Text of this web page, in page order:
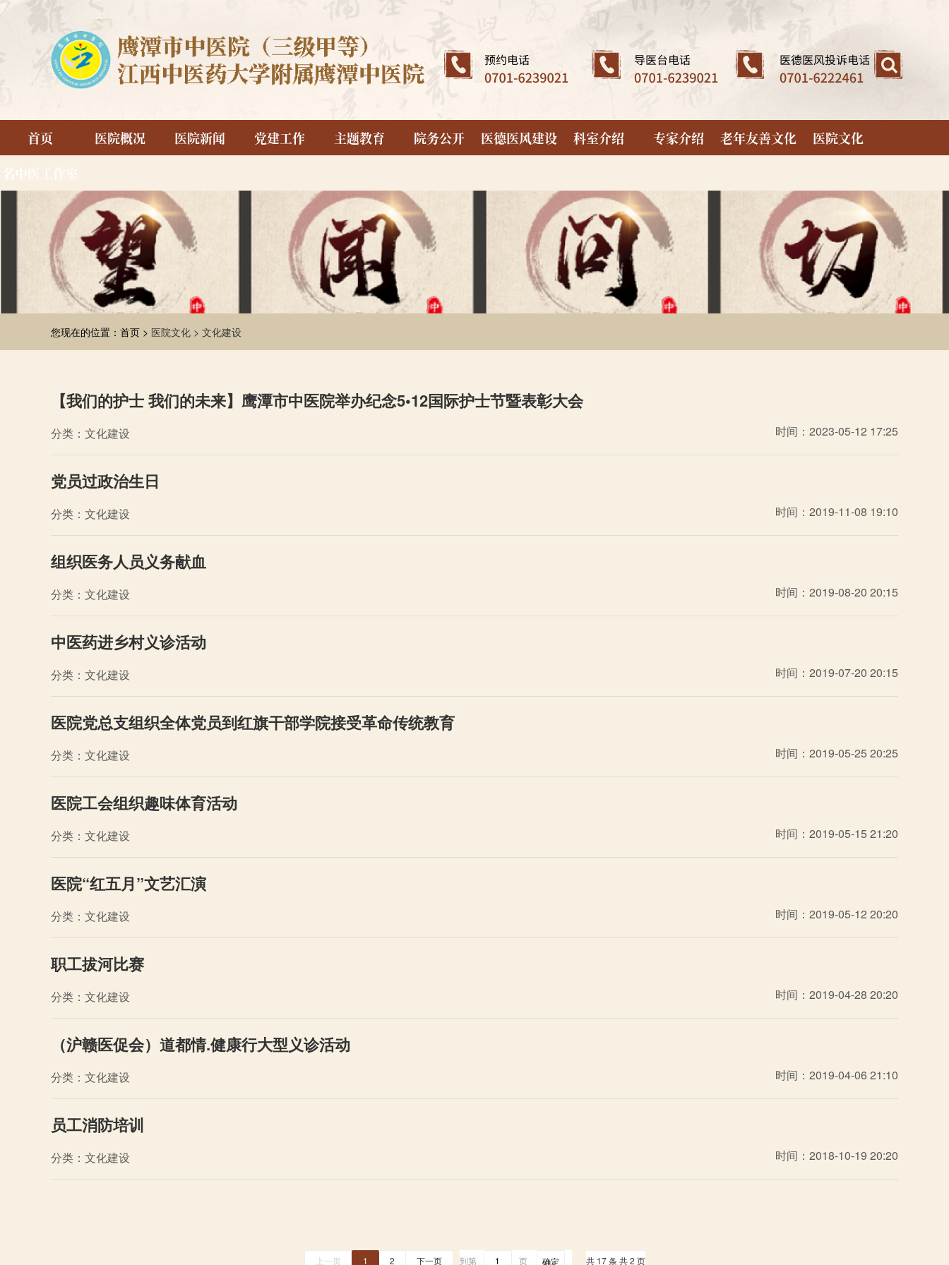
首页 医院概况 医院新闻 党建工作 主题教育 院务公开 医德医风建设 科室介绍 专家介绍 老年友善文化
医院文化
名中医工作室
您现在的位置：首页 > 医院文化 > 文化建设
【我们的护士 我们的未来】鹰潭市中医院举办纪念5•12国际护士节暨表彰大会
分类：文化建设 时间：2023-05-12 17:25
党员过政治生日
分类：文化建设 时间：2019-11-08 19:10
组织医务人员义务献血
分类：文化建设 时间：2019-08-20 20:15
中医药进乡村义诊活动
分类：文化建设 时间：2019-07-20 20:15
医院党总支组织全体党员到红旗干部学院接受革命传统教育
分类：文化建设 时间：2019-05-25 20:25
医院工会组织趣味体育活动
分类：文化建设 时间：2019-05-15 21:20
医院“红五月”文艺汇演
分类：文化建设 时间：2019-05-12 20:20
职工拔河比赛
分类：文化建设 时间：2019-04-28 20:20
（沪赣医促会）道都情.健康行大型义诊活动
分类：文化建设 时间：2019-04-06 21:10
员工消防培训
分类：文化建设 时间：2018-10-19 20:20
上一页 1 2 下一页 到第 页 共 17 条 共 2 页